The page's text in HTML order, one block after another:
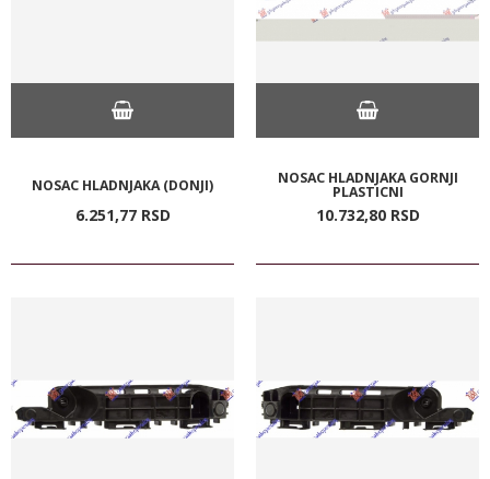
NOSAC HLADNJAKA (DONJI)
6.251,77 RSD
NOSAC HLADNJAKA GORNJI
PLASTICNI
10.732,80 RSD